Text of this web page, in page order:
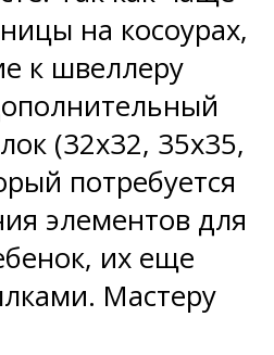
на косоурах,
к швеллеру
(32х32, 35х35,
потребуется
элементов для
их еще
Мастеру